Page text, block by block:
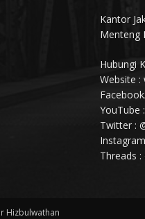
Kantor
Menteng
Hubungi
Website :
YouTube
Twitter :
Threads
Hizbulwathan